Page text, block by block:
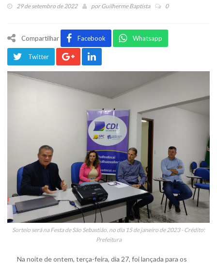
29 de setembro de 2022 porGuilherme Baptista 0
Compartilhar Facebook Whatsapp
Twitter
Sorteio será na Festa de São Sebastião, no dia 15 de janeiro de 2023 - Crédito:
Prefeitura
Na noite de ontem, terça-feira, dia 27, foi lançada para os